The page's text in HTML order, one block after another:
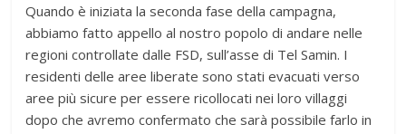
Quando è iniziata la seconda fase della campagna,
abbiamo fatto appello al nostro popolo di andare nelle
regioni controllate dalle FSD, sull’asse di Tel Samin. I
residenti delle aree liberate sono stati evacuati verso
aree più sicure per essere ricollocati nei loro villaggi
dopo che avremo confermato che sarà possibile farlo in